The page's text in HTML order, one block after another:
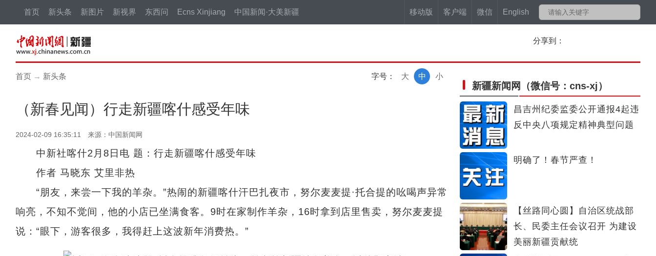
移动版 客户端 微信 English
首页 新头条 新图片 新视界 东西问 Ecns Xinjiang 中国新闻·大美新疆
分享到：
首页 → 新头条 字号： 小
中
大
（新春见闻）行走新疆喀什感受年味
2024-02-09 16:35:11 来源：中国新闻网
中新社喀什2月8日电 题：行走新疆喀什感受年味
作者 马晓东 艾里非热
“朋友，来尝一下我的羊杂。”热闹的新疆喀什汗巴扎夜市，努尔麦麦提·托合提的吆喝声异常
响亮，不知不觉间，他的小店已坐满食客。9时在家制作羊杂，16时拿到店里售卖，努尔麦麦提
说：“眼下，游客很多，我得赶上这波新年消费热。”
新疆新闻网 （微信号：cns-xj）
昌吉州纪委监委公开通报4起违
反中央八项规定精神典型问题
明确了！春节严查！
【丝路同心圆】自治区统战部
长、民委主任会议召开 为建设
美丽新疆贡献统
新疆和田地区首次运用ECMO救治危重患者